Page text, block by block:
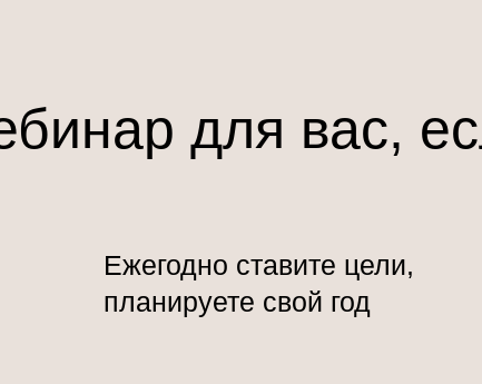
для вас,
Ежегодно ставите цели,
планируете свой год